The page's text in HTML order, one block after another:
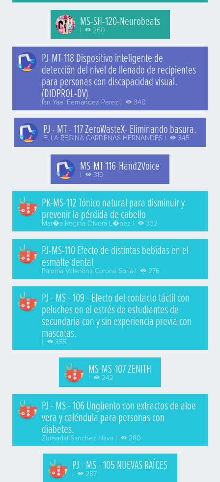
MS-SH-120-Neurobeats
| 260
PJ-MT-118 Dispositivo inteligente de
detección del nivel de llenado de recipientes
para personas con discapacidad visual.
(DIDPROL-DV)
Ian Yael Fernandez Perez | 340
PJ - MT - 117 ZeroWasteX- Eliminando basura.
ELLA REGINA CARDENAS HERNANDES | 345
MS-MT-116-Hand2Voice
| 310
PK-MS-112 Tónico natural para disminuir y
prevenir la pérdida de cabello
Mar�a Regina Olvera L�pez | 332
PJ-MS-110 Efecto de distintas bebidas en el
esmalte dental
Paloma Valentina Corona Soria | 276
PJ - MS - 109 - Efecto del contacto táctil con
peluches en el estrés de estudiantes de
secundaria con y sin experiencia previa con
mascotas.
| 355
MS-MS-107 ZENITH
| 242
PJ - MS - 106 Ungüento con extractos de aloe
vera y caléndula para personas con
diabetes.
Zurisadai Sanchez Nava | 280
PJ - MS - 105 NUEVAS RAÍCES
| 287